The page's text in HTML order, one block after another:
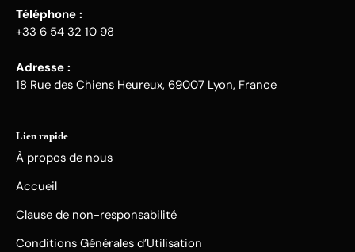
Téléphone :
+33 6 54 32 10 98
Adresse :
18 Rue des Chiens Heureux, 69007 Lyon, France
Lien rapide
À propos de nous
Accueil
Clause de non-responsabilité
Conditions Générales d’Utilisation